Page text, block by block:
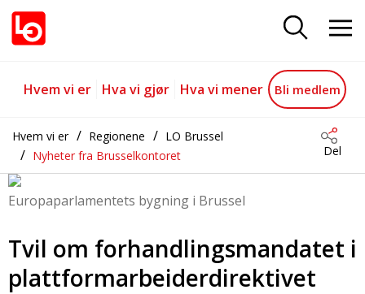
Plattformarbeiderdirektivet må
Gå til hovedinnhold
Gå til navigasjon
Hvem vi er Hva vi gjør Hva vi mener Bli medlem
Hvem vi er Regionene
LO Brussel
Nyheter fra Brusselkontoret
Del
Europaparlamentets bygning i Brussel
Tvil om forhandlingsmandatet i
plattformarbeiderdirektivet